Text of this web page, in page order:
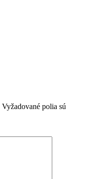
Vyžadované polia sú